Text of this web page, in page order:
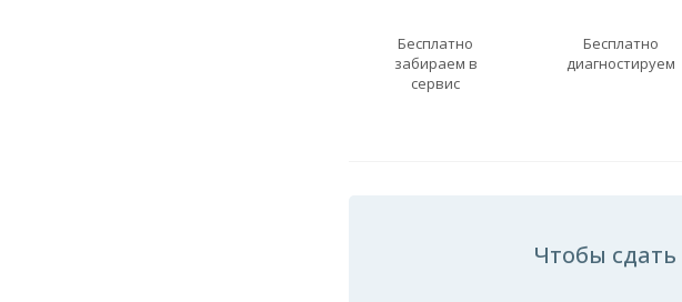
Бесплатно
забираем в
сервис
Бесплатно
диагностируем
Чтобы